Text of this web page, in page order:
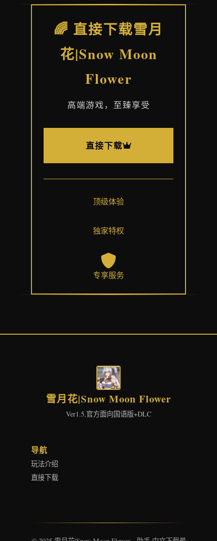
🌈 直接下载雪月
花|Snow Moon
Flower
高端游戏，至臻享受
直接下载
顶级体验
独家特权
专享服务
雪月花|Snow Moon Flower
Ver1.5,官方面向国语版+DLC
导航
玩法介绍
直接下载